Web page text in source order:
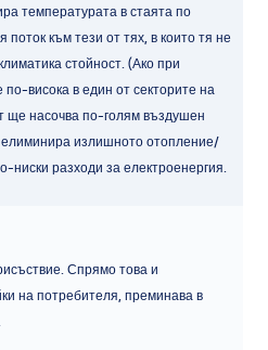
температурата в стаята по
към тези от тях, в които тя не
стойност. (Ако при
висока в един от секторите на
ще насочва по-голям въздушен
елиминира излишното отопление/
ниски разходи за електроенергия.
Спрямо това и
на потребителя, преминава в